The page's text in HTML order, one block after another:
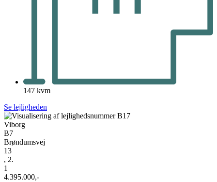
147 kvm
Se lejligheden
Viborg
B7
Brøndumsvej
13
, 2.
1
4.395.000,-